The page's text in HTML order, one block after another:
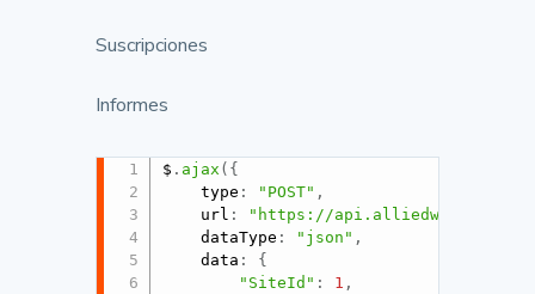
Suscripciones
Informes
$ . ajax ( {
	type
: "POST" ,
	url
:
"https://api.alliedwallet.com/
	dataType
: "json" ,
	data
:
{
"SiteId" : 1 ,